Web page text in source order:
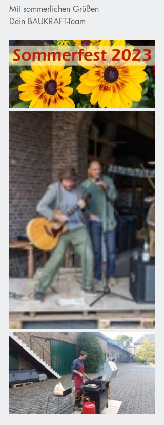
Mit sommerlichen Grüßen
Dein BAUKRAFT-Team